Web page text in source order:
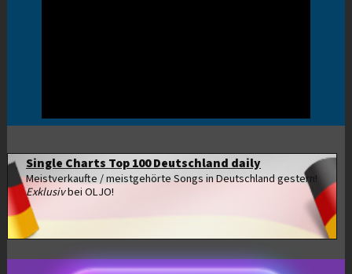
Single Charts Top 100 Deutschland daily
Meistverkaufte / meistgehörte Songs in Deutschland gestern!
Exklusivbei OLJO!